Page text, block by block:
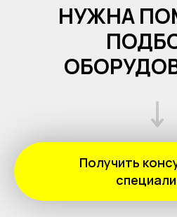
НУЖНА
Получить